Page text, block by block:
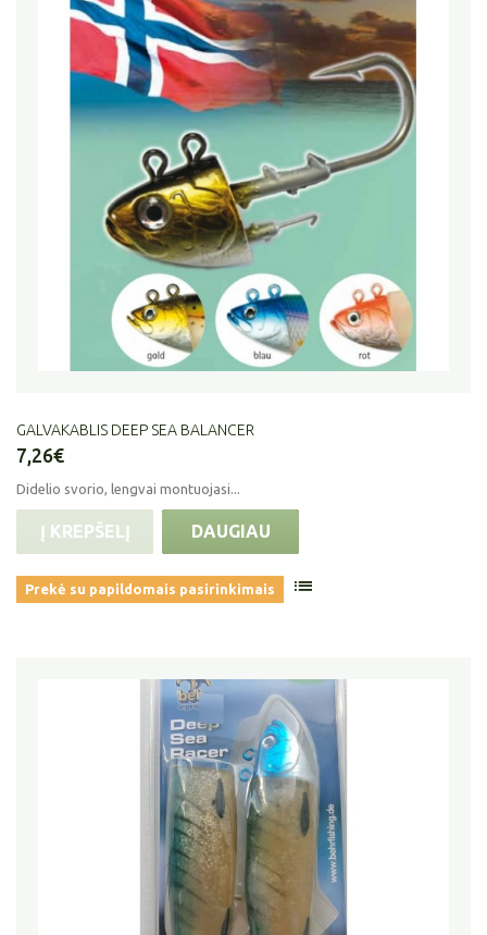
GALVAKABLIS DEEP SEA BALANCER
7,26€
Didelio svorio, lengvai montuojasi...
Į KREPŠELĮ DAUGIAU
Prekė su papildomais pasirinkimais